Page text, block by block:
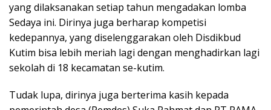
yang dilaksanakan setiap tahun mengadakan lomba
Sedaya ini. Dirinya juga berharap kompetisi
kedepannya, yang diselenggarakan oleh Disdikbud
Kutim bisa lebih meriah lagi dengan menghadirkan lagi
sekolah di 18 kecamatan se-kutim.
Tudak lupa, dirinya juga berterima kasih kepada